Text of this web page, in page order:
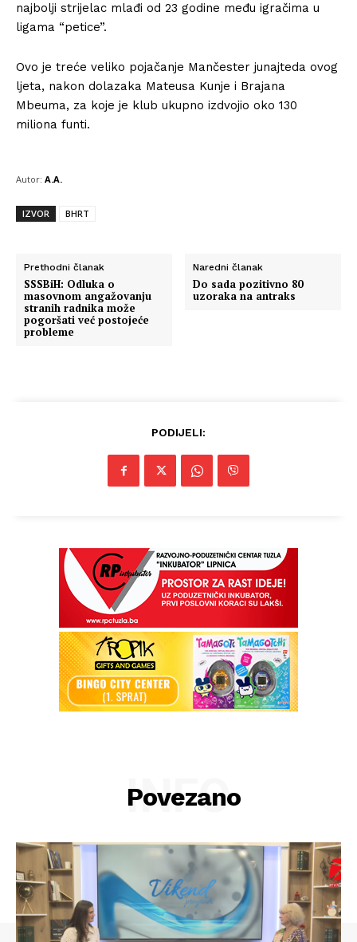
najbolji strijelac mlađi od 23 godine među igračima u
ligama “petice”.
Ovo je treće veliko pojačanje Mančester junajteda ovog
ljeta, nakon dolazaka Mateusa Kunje i Brajana
Mbeuma, za koje je klub ukupno izdvojio oko 130
miliona funti.
Autor: A.A.
IZVOR BHRT
Prethodni članak
SSSBiH: Odluka o
masovnom angažovanju
stranih radnika može
pogoršati već postojeće
probleme
Naredni članak
Do sada pozitivno 80
uzoraka na antraks
PODIJELI:
Povezano
INFO